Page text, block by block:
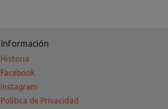
Información
Historia
Facebook
Instagram
Politica de Privacidad